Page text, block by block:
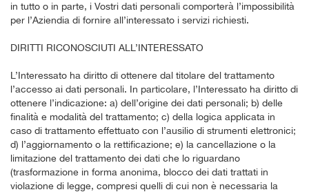
in tutto o in parte, i Vostri dati personali comporterà l’impossibilità
per l’Aziendia di fornire all’interessato i servizi richiesti.
DIRITTI RICONOSCIUTI ALL’INTERESSATO
L’Interessato ha diritto di ottenere dal titolare del trattamento
l’accesso ai dati personali. In particolare, l’Interessato ha diritto di
ottenere l’indicazione: a) dell’origine dei dati personali; b) delle
finalità e modalità del trattamento; c) della logica applicata in
caso di trattamento effettuato con l’ausilio di strumenti elettronici;
d) l’aggiornamento o la rettificazione; e) la cancellazione o la
limitazione del trattamento dei dati che lo riguardano
(trasformazione in forma anonima, blocco dei dati trattati in
violazione di legge, compresi quelli di cui non è necessaria la